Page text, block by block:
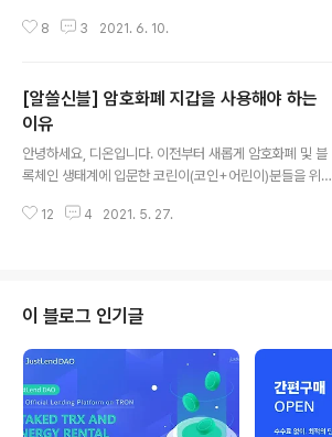
다고 할 수 있습니다. 단일 인터페이스 표준화의 필요성 대
상식에 대해서 설명해보겠습니다. 암호화폐 개인 지갑을
궁금하신 분들은 지난 알쓸신블 시리즈를 참고해주세요.
거래소간 차익 거래나 해외 거래소 이용을 위해서 업비트,
빗썸, 고팍스 등의 거래소에 보관 중인 코인을 다른 거래소
로 옮기다가 네트워크나 지갑 주소를 착각하여 코인을 잃
어버리시는 분들이 정말 많습니다. 거래소간 코인 전송 방
법에 대해서도 별도의 포스팅으로 자세히 다룰 예정이니,
8 3 2021. 6. 10.
[알쓸신블] 암호화폐 지갑을 사용해야 하는
이유
안녕하세요, 디온입니다. 이전부터 새롭게 암호화폐 및 블
록체인 생태계에 입문한 코린이(코인+어린이)분들을 위해
해왔었는데, 오늘부터 시간이 허락(?)할 때마다 알쓸신블
는 이유 및 시작방법에 대해서 알려드립니다. 1. 개인지갑
이란? 우리가 암호화폐(또는 가상자산) 거래소에서 사고
팔며 소위 "코인"이라고 부르는 비트코인, 이더리움 등은
블록체인 기술을 기반으로 하고 있고 저마다 자신만의 네
트워크를 가지고 있습니다. 간단하게는 신한은행, 국민은
행, 하나은행 계좌를 만들듯이 비트코인을 보관할..
12 4 2021. 5. 27.
이 블로그 인기글